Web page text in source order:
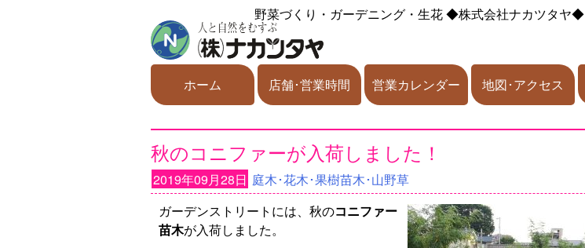
野菜づくり・ガーデニング・生花◆株式会社ナカツタヤ◆
ホーム 店舗･営業時間 営業カレンダー 地図･アクセス
秋のコニファーが入荷しました！
2019年09月28日 庭木･花木･果樹苗木･山野草
ガーデンストリートには、秋のコニファー
苗木が入荷しました。